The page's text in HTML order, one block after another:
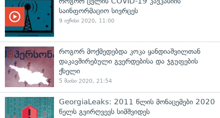
საინფორმაციო სივრცეს
9 ივნისი 2020, 11:00
როგორ მოქმედებდა კოკა ყანდიაშვილთან
დაკავშირებული გვერდებისა და ჯგუფების
ქსელი
5 მაისი 2020, 21:54
GeorgiaLeaks: 2011 წლის მონაცემები 2020
წელს გვირღვევს სიმშვიდეს